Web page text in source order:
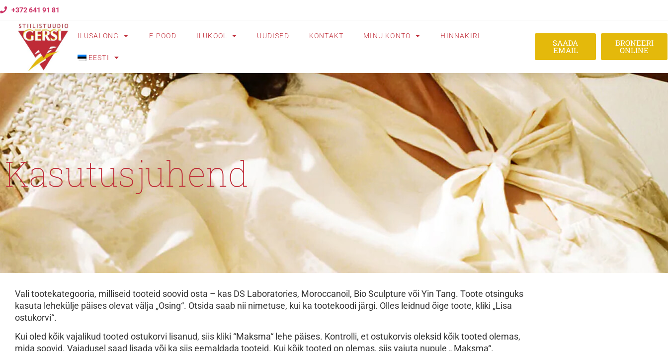
+372 641 91 81
ILUSALONG E-POOD ILUKOOL UUDISED KONTAKT MINU KONTO HINNAKIRI
EESTI
SAADA
EMAIL
BRONEERI
ONLINE
Kasutusjuhend
Vali tootekategooria, milliseid tooteid soovid osta – kas DS Laboratories, Moroccanoil, Bio Sculpture või Yin Tang. Toote otsinguks
kasuta lehekülje päises olevat välja „Osing“. Otsida saab nii nimetuse, kui ka tootekoodi järgi. Olles leidnud õige toote, kliki „Lisa
ostukorvi“.
Kui oled kõik vajalikud tooted ostukorvi lisanud, siis kliki “Maksma“ lehe päises. Kontrolli, et ostukorvis oleksid kõik tooted olemas,
mida soovid. Vajadusel saad lisada või ka siis eemaldada tooteid. Kui kõik tooted on olemas, siis vajuta nupule „ Maksma“.